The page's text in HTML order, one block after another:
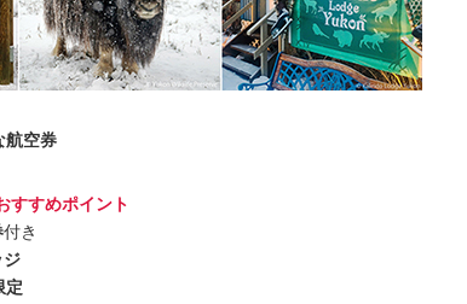
航空券
すすめポイント
付き
ジ
定